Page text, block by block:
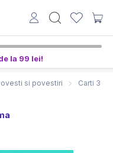
la 99 lei!
si povestiri Carti 3-5